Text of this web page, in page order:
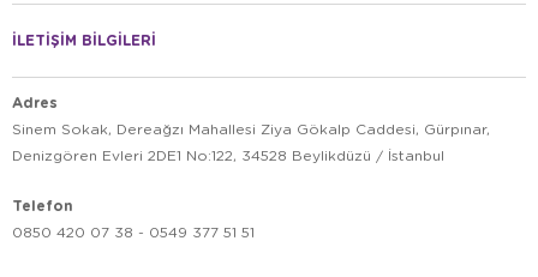
İLETİŞİM BİLGİLERİ
Adres
Sinem Sokak, Dereağzı Mahallesi Ziya Gökalp Caddesi, Gürpınar,
Denizgören Evleri 2DE1 No:122, 34528 Beylikdüzü / İstanbul
Telefon
0850 420 07 38 - 0549 377 51 51